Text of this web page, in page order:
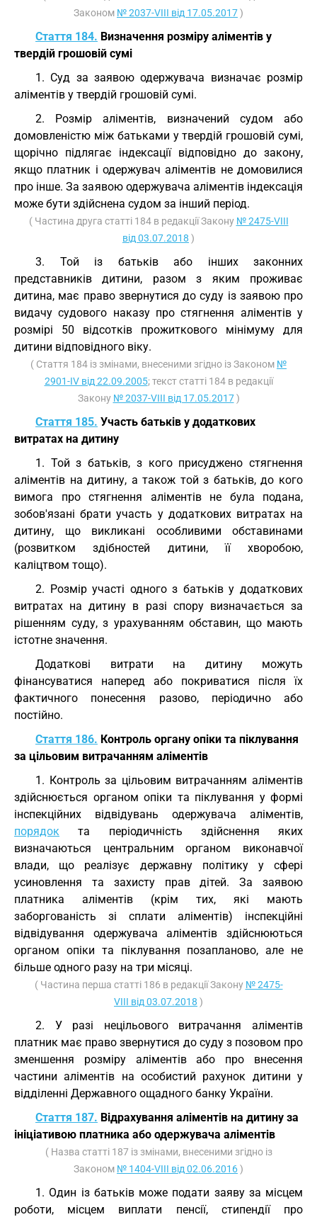
Законом № 2037-VIII від 17.05.2017)
Стаття 184. Визначення розміру аліментів у
твердій грошовій сумі
1. Суд за заявою одержувача визначає розмір
аліментів у твердій грошовій сумі.
2. Розмір аліментів, визначений судом або
домовленістю між батьками у твердій грошовій сумі,
щорічно підлягає індексації відповідно до закону,
якщо платник і одержувач аліментів не домовилися
про інше. За заявою одержувача аліментів індексація
може бути здійснена судом за інший період.
( Частина друга статті 184 в редакції Закону № 2475-VIII
від 03.07.2018 )
3. Той із батьків або інших законних
представників дитини, разом з яким проживає
дитина, має право звернутися до суду із заявою про
видачу судового наказу про стягнення аліментів у
розмірі 50 відсотків прожиткового мінімуму для
дитини відповідного віку.
( Стаття 184 із змінами, внесеними згідно із Законом №
2901-IV від 22.09.2005; текст статті 184 в редакції
Закону № 2037-VIII від 17.05.2017)
Стаття 185. Участь батьків у додаткових
витратах на дитину
1. Той з батьків, з кого присуджено стягнення
аліментів на дитину, а також той з батьків, до кого
вимога про стягнення аліментів не була подана,
зобов'язані брати участь у додаткових витратах на
дитину, що викликані особливими обставинами
(розвитком здібностей дитини, її хворобою,
каліцтвом тощо).
2. Розмір участі одного з батьків у додаткових
витратах на дитину в разі спору визначається за
рішенням суду, з урахуванням обставин, що мають
істотне значення.
Додаткові витрати на дитину можуть
фінансуватися наперед або покриватися після їх
фактичного понесення разово, періодично або
постійно.
Стаття 186. Контроль органу опіки та піклування
за цільовим витрачанням аліментів
1. Контроль за цільовим витрачанням аліментів
здійснюється органом опіки та піклування у формі
інспекційних відвідувань одержувача аліментів,
порядок та періодичність здійснення яких
визначаються центральним органом виконавчої
влади, що реалізує державну політику у сфері
усиновлення та захисту прав дітей. За заявою
платника аліментів (крім тих, які мають
заборгованість зі сплати аліментів) інспекційні
відвідування одержувача аліментів здійснюються
органом опіки та піклування позапланово, але не
більше одного разу на три місяці.
( Частина перша статті 186 в редакції Закону № 2475-
VIII від 03.07.2018 )
2. У разі нецільового витрачання аліментів
платник має право звернутися до суду з позовом про
зменшення розміру аліментів або про внесення
частини аліментів на особистий рахунок дитини у
відділенні Державного ощадного банку України.
Стаття 187. Відрахування аліментів на дитину за
ініціативою платника або одержувача аліментів
( Назва статті 187 із змінами, внесеними згідно із
Законом № 1404-VIII від 02.06.2016)
1. Один із батьків може подати заяву за місцем
роботи, місцем виплати пенсії, стипендії про